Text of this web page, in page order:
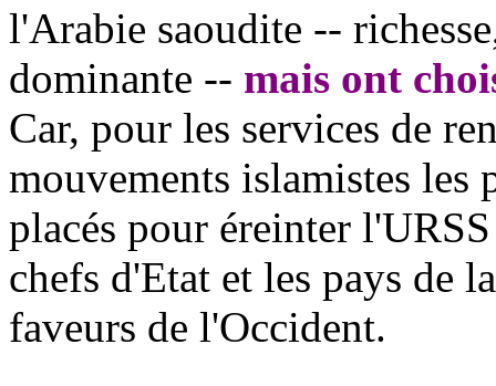
l'Arabie saoudite --
dominante -- mais ont
Car, pour les services de
mouvements islamistes les
placés pour éreinter
chefs d'Etat et les pays de
faveurs de l'Occident.